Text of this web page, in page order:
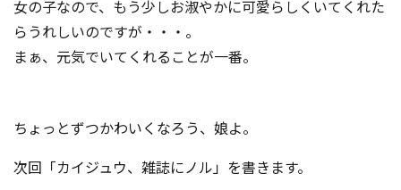
女の子なので、もう少しお淑やかに可愛らしくいてくれた
らうれしいのですが・・・。
まぁ、元気でいてくれることが一番。
ちょっとずつかわいくなろう、娘よ。
次回「カイジュウ、雑誌にノル」を書きます。